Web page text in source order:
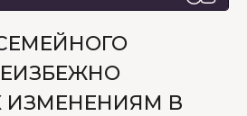
ИЗМЕНЕНИЯМ В